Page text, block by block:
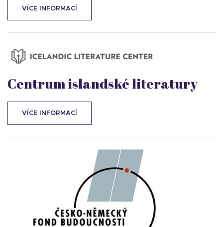
VÍCE INFORMACÍ
Centrum islandské literatury
VÍCE INFORMACÍ